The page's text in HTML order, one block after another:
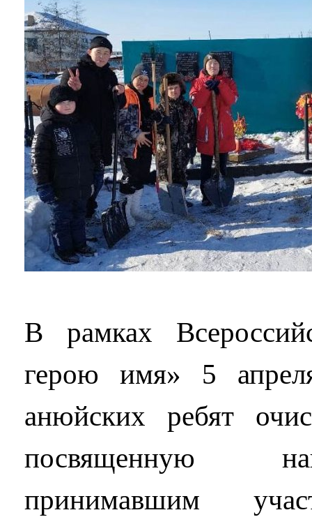
В рамках
герою имя» 5
анюйских ребят
посвященную
принимавшим